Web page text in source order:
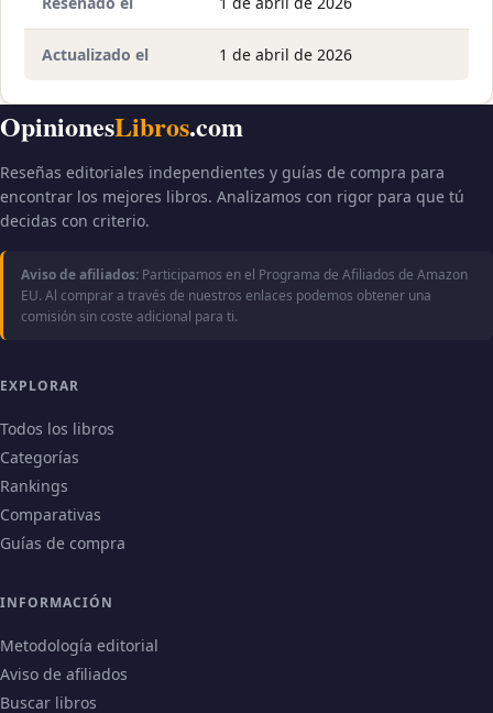
Actualizado el 1 de abril de 2026
OpinionesLibros.com
Reseñas editoriales independientes y guías de compra para
encontrar los mejores libros. Analizamos con rigor para que tú
decidas con criterio.
Aviso de afiliados: Participamos en el Programa de Afiliados de Amazon
EU. Al comprar a través de nuestros enlaces podemos obtener una
comisión sin coste adicional para ti.
EXPLORAR
Todos los libros
Categorías
Rankings
Comparativas
Guías de compra
INFORMACIÓN
Metodología editorial
Aviso de afiliados
Buscar libros